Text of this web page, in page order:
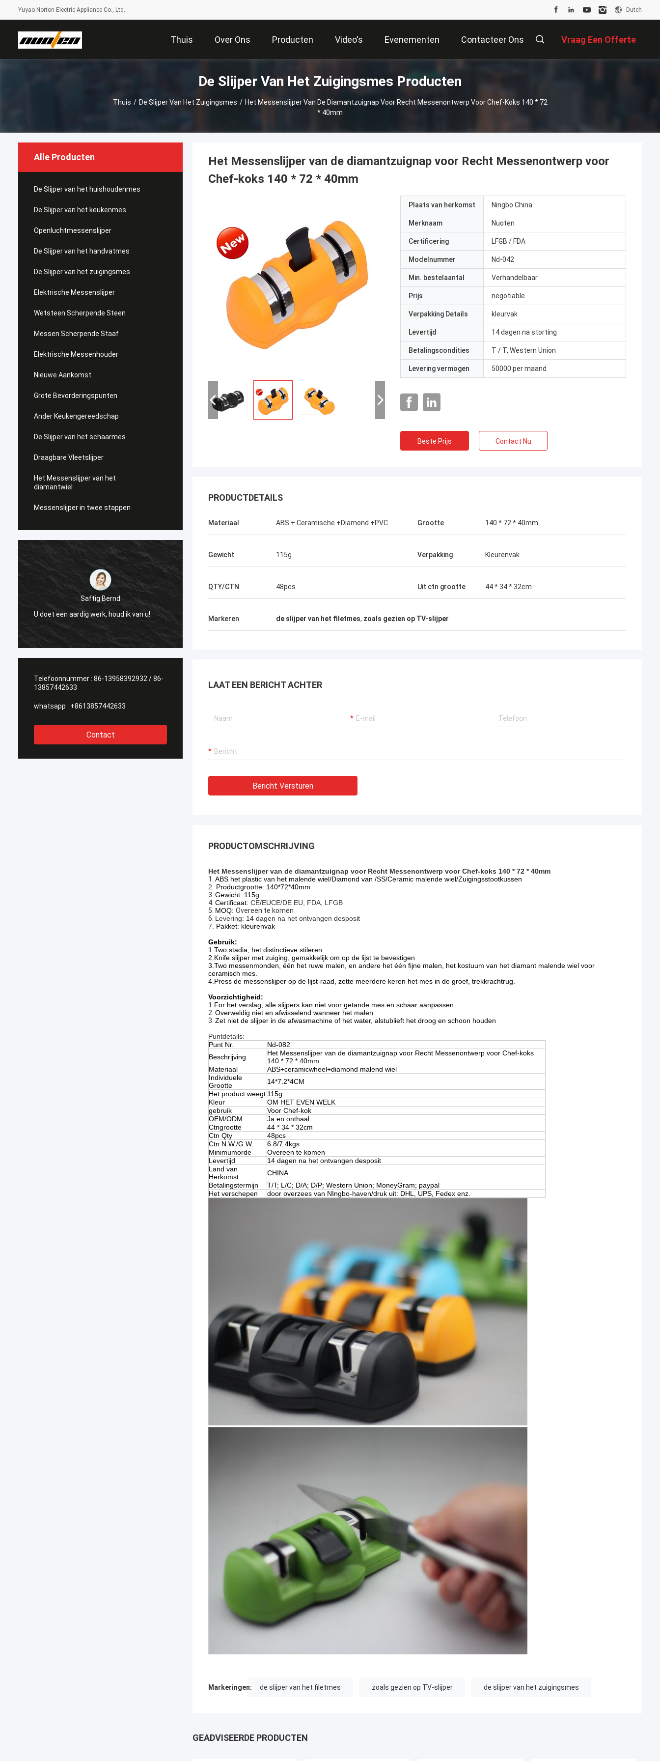
Yuyao Norton Electric Appliance Co., Ltd. Dutch
Thuis Over Ons Producten Video's Evenementen Contacteer Ons Vraag Een Offerte
De Slijper Van Het Zuigingsmes Producten
Thuis / De Slijper Van Het Zuigingsmes / Het Messenslijper Van De Diamantzuignap Voor Recht Messenontwerp Voor Chef-Koks 140 * 72
* 40mm
Alle Producten
De Slijper van het huishoudenmes
De Slijper van het keukenmes
Openluchtmessenslijper
De Slijper van het handvatmes
De Slijper van het zuigingsmes
Elektrische Messenslijper
Wetsteen Scherpende Steen
Messen Scherpende Staaf
Elektrische Messenhouder
Nieuwe Aankomst
Grote Bevorderingspunten
Ander Keukengereedschap
De Slijper van het schaarmes
Draagbare Vleetslijper
Het Messenslijper van het
diamantwiel
Messenslijper in twee stappen
Saftig Bernd
U doet een aardig werk, houd ik van u!
Leverancier!
Telefoonnummer : 86-13958392932 / 86-
13857442633
whatsapp : +8613857442633
Contact
Het Messenslijper van de diamantzuignap voor Recht Messenontwerp voor
Chef-koks 140 * 72 * 40mm
Plaats van herkomst Ningbo China
Merknaam Nuoten
Certificering LFGB / FDA
Modelnummer Nd-042
Min. bestelaantal Verhandelbaar
Prijs negotiable
Verpakking Details kleurvak
Levertijd 14 dagen na storting
Betalingscondities T / T, Western Union
Levering vermogen 50000 per maand
Beste Prijs Contact Nu
PRODUCTDETAILS
Materiaal ABS + Ceramische +Diamond +PVC Grootte 140 * 72 * 40mm
Gewicht 115g Verpakking Kleurenvak
QTY/CTN 48pcs Uit ctn grootte 44 * 34 * 32cm
Markeren de slijper van het filetmes, zoals gezien op TV-slijper
LAAT EEN BERICHT ACHTER
Bericht Versturen
PRODUCTOMSCHRIJVING
Het Messenslijper van de diamantzuignap voor Recht Messenontwerp voor Chef-koks 140 * 72 * 40mm
1. ABS het plastic van het malende wiel/Diamond van /SS/Ceramic malende wiel/Zuigingsstootkussen
2. Productgrootte: 140*72*40mm
3. Gewicht: 115g
4. Certificaat: CE/EUCE/DE EU, FDA, LFGB
5. MOQ: Overeen te komen
6. Levering: 14 dagen na het ontvangen desposit
7. Pakket: kleurenvak
Gebruik:
1.Two stadia, het distinctieve stileren.
2.Knife slijper met zuiging, gemakkelijk om op de lijst te bevestigen
3.Two messenmonden, één het ruwe malen, en andere het één fijne malen, het kostuum van het diamant malende wiel voor
ceramisch mes.
4.Press de messenslijper op de lijst-raad, zette meerdere keren het mes in de groef, trekkrachtrug.
Voorzichtigheid:
1.For het verslag, alle slijpers kan niet voor getande mes en schaar aanpassen.
2. Overweldig niet en afwisselend wanneer het malen
3. Zet niet de slijper in de afwasmachine of het water, alstublieft het droog en schoon houden
Puntdetails:
Punt Nr.
Nd-082
Beschrijving
Het Messenslijper van de diamantzuignap voor Recht Messenontwerp voor Chef-koks
140 * 72 * 40mm
Materiaal
ABS+ceramicwheel+diamond malend wiel
Individuele
Grootte
14*7.2*4CM
Het product weegt 115g
Kleur
OM HET EVEN WELK
gebruik
Voor Chef-kok
OEM/ODM
Ja en onthaal
Ctngrootte
44 * 34 * 32cm
Ctn Qty
48pcs
Ctn N.W./G.W.
6.8/7.4kgs
Minimumorde
Overeen te komen
Levertijd
14 dagen na het ontvangen desposit
Land van
Herkomst
CHINA
Betalingstermijn
T/T; L/C; D/A; D/P; Western Union; MoneyGram; paypal
Het verschepen
door overzees van NIngbo-haven/druk uit: DHL, UPS, Fedex enz.
Markeringen: de slijper van het filetmes zoals gezien op TV-slijper de slijper van het zuigingsmes
GEADVISEERDE PRODUCTEN